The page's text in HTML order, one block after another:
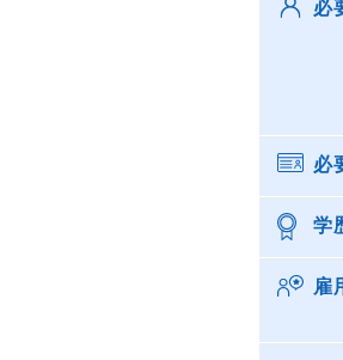
必
必
学
雇